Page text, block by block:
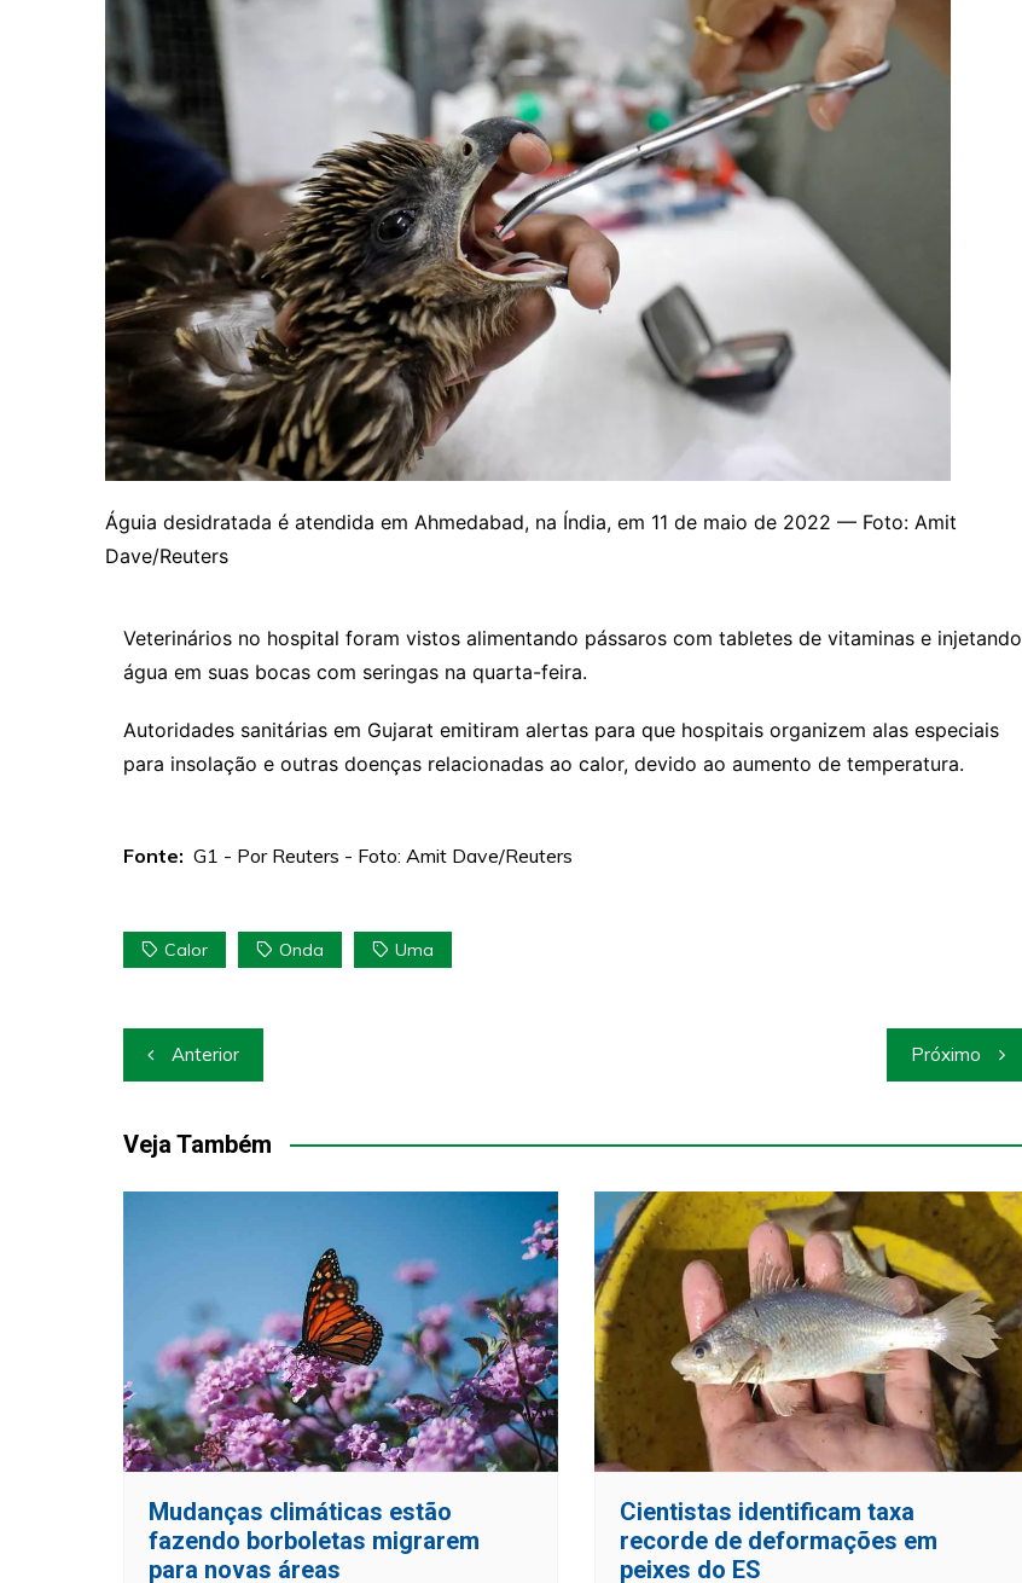
Águia desidratada é atendida em Ahmedabad, na Índia, em 11 de maio de 2022 — Foto: Amit
Dave/Reuters
Veterinários no hospital foram vistos alimentando pássaros com tabletes de vitaminas e injetando
água em suas bocas com seringas na quarta-feira.
Autoridades sanitárias em Gujarat emitiram alertas para que hospitais organizem alas especiais
para insolação e outras doenças relacionadas ao calor, devido ao aumento de temperatura.
Fonte: G1 - Por Reuters - Foto: Amit Dave/Reuters
Calor Onda Uma
Navegação
de
Post
Anterior Próximo
Veja Também
Mudanças climáticas estão
fazendo borboletas migrarem
para novas áreas
Cientistas identificam taxa
recorde de deformações em
peixes do ES